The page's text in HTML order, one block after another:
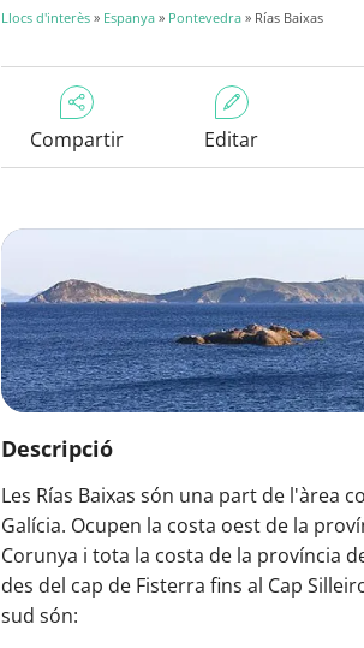
Llocs d'interès » Espanya » Pontevedra » Rías Baixas
Compartir Editar
Descripció
Les Rías Baixas són una part de l'àrea
Galícia. Ocupen la costa oest de la
Corunya i tota la costa de la província
des del cap de Fisterra fins al Cap
sud són: